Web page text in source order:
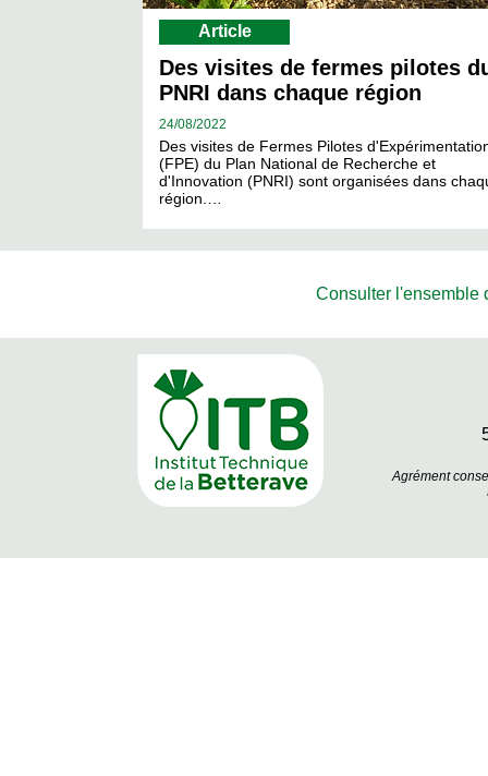
Article
Des visites de fermes pilotes
PNRI dans chaque région
24/08/2022
Des visites de Fermes Pilotes
(FPE) du Plan National de Recherche et
d'Innovation (PNRI) sont organisées dans
région.…
Consulter l'ensemble
Agrément